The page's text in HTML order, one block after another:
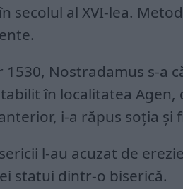
secolul al XVI-lea.
1530, Nostradamus s-a
în localitatea
i-a răpus soţia şi
l-au acuzat de
statui dintr-o biserică.